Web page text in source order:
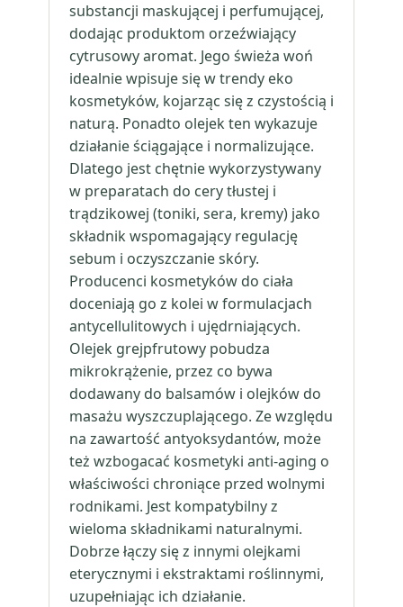
substancji maskującej i perfumującej,
dodając produktom orzeźwiający
cytrusowy aromat. Jego świeża woń
idealnie wpisuje się w trendy eko
kosmetyków, kojarząc się z czystością i
naturą. Ponadto olejek ten wykazuje
działanie ściągające i normalizujące.
Dlatego jest chętnie wykorzystywany
w preparatach do cery tłustej i
trądzikowej (toniki, sera, kremy) jako
składnik wspomagający regulację
sebum i oczyszczanie skóry.
Producenci kosmetyków do ciała
doceniają go z kolei w formulacjach
antycellulitowych i ujędrniających.
Olejek grejpfrutowy pobudza
mikrokrążenie, przez co bywa
dodawany do balsamów i olejków do
masażu wyszczuplającego. Ze względu
na zawartość antyoksydantów, może
też wzbogacać kosmetyki anti-aging o
właściwości chroniące przed wolnymi
rodnikami. Jest kompatybilny z
wieloma składnikami naturalnymi.
Dobrze łączy się z innymi olejkami
eterycznymi i ekstraktami roślinnymi,
uzupełniając ich działanie.